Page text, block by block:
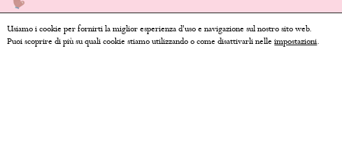
LA MERI-
Usiamo i cookie per fornirti la miglior esperienza d'uso e navigazione sul nostro sito web.
Puoi scoprire di più su quali cookie stiamo utilizzando o come disattivarli nelleimpostazioni.